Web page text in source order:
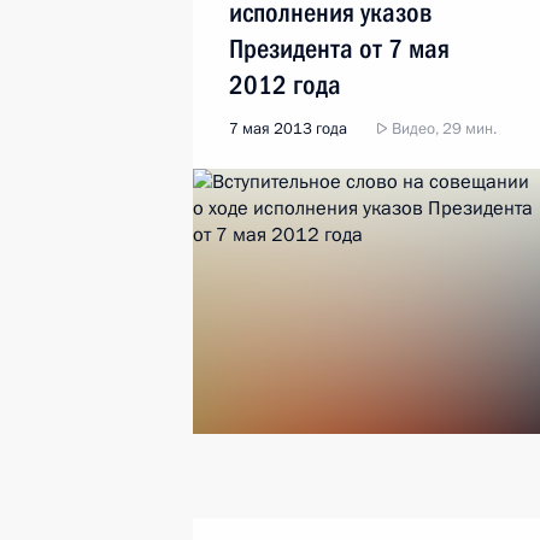
исполнения указов
Президента от 7 мая
2012 года
7 мая 2013 года Видео, 29 мин.